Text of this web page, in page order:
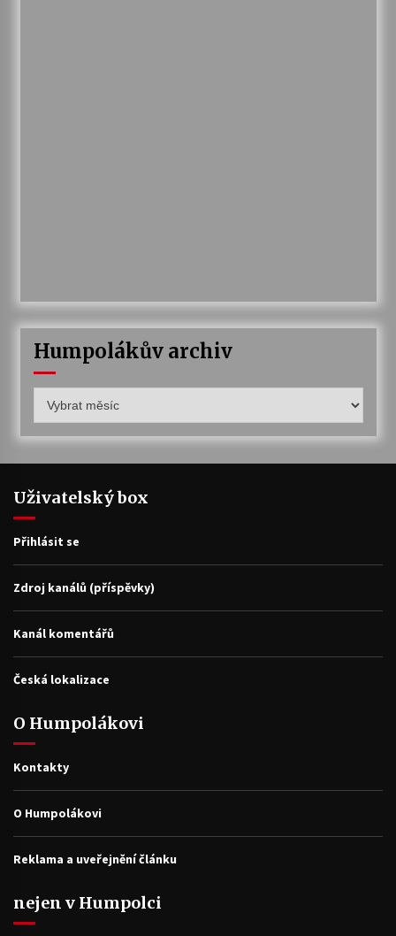
Humpolákův archiv
archiv
Uživatelský box
Přihlásit se
Zdroj kanálů (příspěvky)
Kanál komentářů
Česká lokalizace
O Humpolákovi
Kontakty
O Humpolákovi
Reklama a uveřejnění článku
nejen v Humpolci